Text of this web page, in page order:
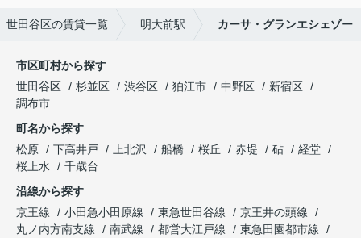
世田谷区の賃貸一覧 明大前駅 カーサ・グランエシェゾー
市区町村から探す
世田谷区
杉並区 渋谷区 狛江市 中野区
新宿区
調布市
町名から探す
松原
下高井戸 上北沢 船橋 桜丘 赤堤 砧
経堂
桜上水
千歳台
沿線から探す
京王線
小田急小田原線 東急世田谷線
京王井の頭線
丸ノ内方南支線
南武線 都営大江戸線
東急田園都市線